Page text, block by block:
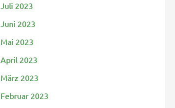
Juli 2023
Juni 2023
Mai 2023
April 2023
März 2023
Februar 2023